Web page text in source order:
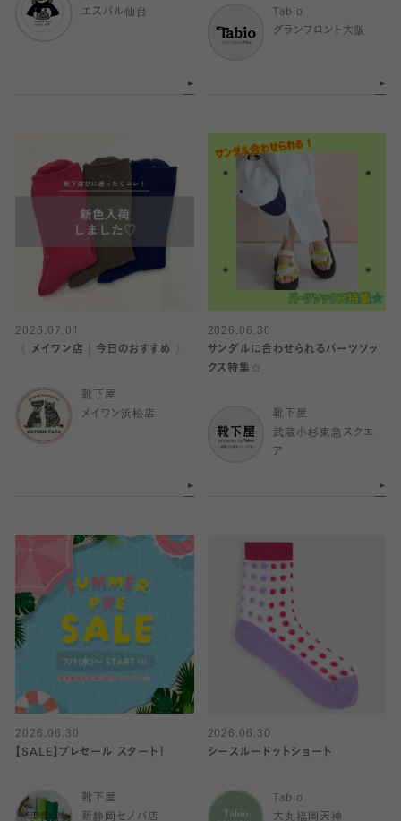
エスパル仙台
Tabio
グランフロント大阪
2026.07.01
〈 メイワン店｜今日のおすすめ 〉
靴下屋
メイワン浜松店
2026.06.30
サンダルに合わせられるパーツソッ
クス特集☆
靴下屋
武蔵小杉東急スクエ
ア
2026.06.30
【SALE】プレセール スタート！
靴下屋
新静岡セノバ店
2026.06.30
シースルードットショート
Tabio
大丸福岡天神